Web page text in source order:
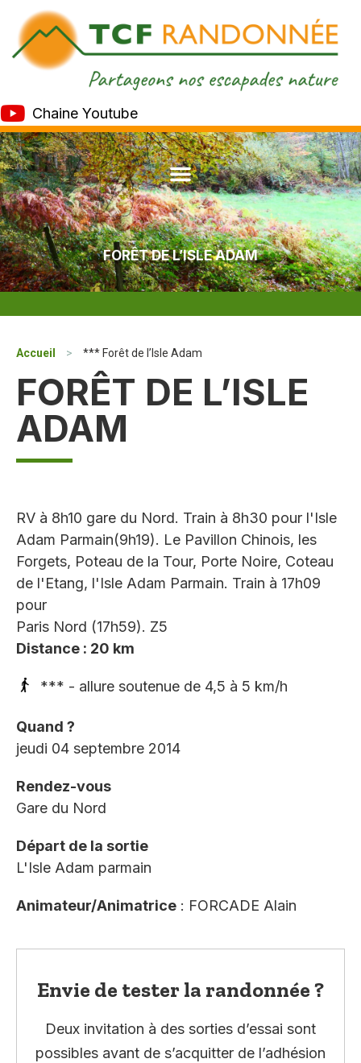
Chaine Youtube
FORÊT DE L’ISLE ADAM
Accueil > *** Forêt de l’Isle Adam
FORÊT DE L’ISLE
ADAM
RV à 8h10 gare du Nord. Train à 8h30 pour l'Isle
Adam Parmain(9h19). Le Pavillon Chinois, les
Forgets, Poteau de la Tour, Porte Noire, Coteau
de l'Etang, l'Isle Adam Parmain. Train à 17h09
pour
Paris Nord (17h59). Z5
Distance : 20 km
*** - allure soutenue de 4,5 à 5 km/h
Quand ?
jeudi 04 septembre 2014
Rendez-vous
Gare du Nord
Départ de la sortie
L'Isle Adam parmain
Animateur/Animatrice : FORCADE Alain
Envie de tester la randonnée ?
Deux invitation à des sorties d’essai sont
possibles avant de s’acquitter de l’adhésion